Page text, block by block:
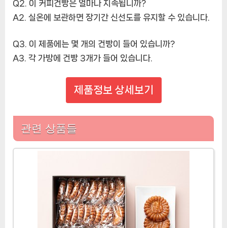
Q2. 이 커피건빵은 얼마나 지속됩니까?
A2. 실온에 보관하면 장기간 신선도를 유지할 수 있습니다.
Q3. 이 제품에는 몇 개의 건빵이 들어 있습니까?
A3. 각 가방에 건빵 3개가 들어 있습니다.
제품정보 상세보기
관련 상품들